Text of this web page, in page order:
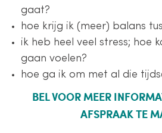
gaat?
hoe krijg ik (meer) balans
ik heb heel veel stress; hoe
gaan voelen?
hoe ga ik om met al die
BEL VOOR MEER
AFSPRAAK TE